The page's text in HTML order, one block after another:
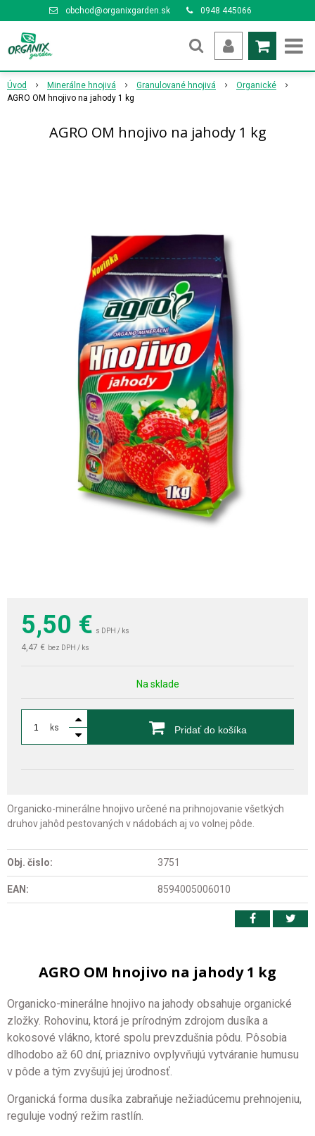
obchod@organixgarden.sk 0948 445066
Úvod Minerálne hnojivá Granulované hnojivá
Organické
AGRO OM hnojivo na jahody 1 kg
AGRO OM hnojivo na jahody 1 kg
5,50 € s DPH / ks
4,47 € bez DPH / ks
Na sklade
ks Pridať do košíka
Organicko-minerálne hnojivo určené na prihnojovanie všetkých
druhov jahôd pestovaných v nádobách aj vo volnej pôde.
Obj. čislo: 3751
EAN: 8594005006010
AGRO OM hnojivo na jahody 1 kg
Organicko-minerálne hnojivo na jahody obsahuje organické
zložky. Rohovinu, ktorá je prírodným zdrojom dusíka a
kokosové vlákno, ktoré spolu prevzdušnia pôdu. Pôsobia
dlhodobo až 60 dní, priaznivo ovplyvňujú vytváranie humusu
v pôde a tým zvyšujú jej úrodnosť.
Organická forma dusíka zabraňuje nežiadúcemu prehnojeniu,
reguluje vodný režim rastlín.